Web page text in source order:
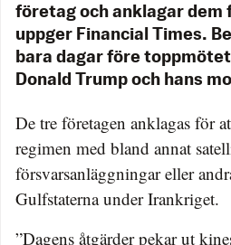
företag och anklagar
uppger Financial Times.
bara dagar före
Donald Trump och hans
De tre företagen anklagas för
regimen med bland annat
försvarsanläggningar eller
Gulfstaterna under Irankriget.
”Dagens åtgärder pekar ut